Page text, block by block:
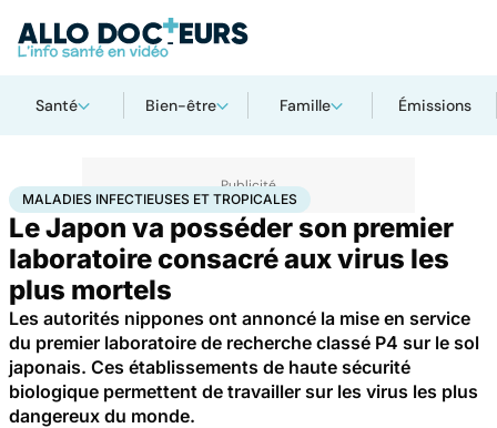
Santé Bien-être Famille Émissions
AccueilSantéMaladiesMaladies infectieuses et tropicales
MALADIES INFECTIEUSES ET TROPICALES
Le Japon va posséder son premier
laboratoire consacré aux virus les
plus mortels
Les autorités nippones ont annoncé la mise en service
du premier laboratoire de recherche classé P4 sur le sol
japonais. Ces établissements de haute sécurité
biologique permettent de travailler sur les virus les plus
dangereux du monde.